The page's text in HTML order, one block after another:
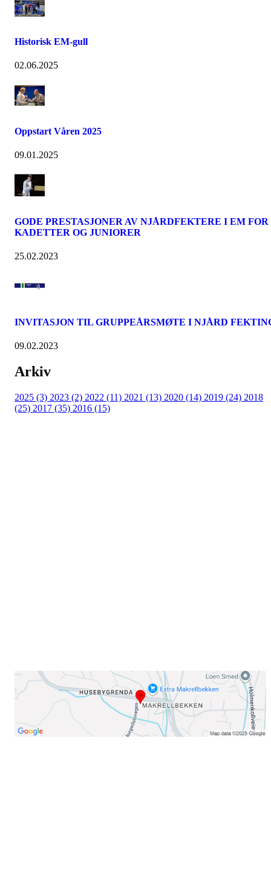
Historisk EM-gull
02.06.2025
Oppstart Våren 2025
09.01.2025
GODE PRESTASJONER AV NJÅRDFEKTERE I EM FOR
KADETTER OG JUNIORER
25.02.2023
INVITASJON TIL GRUPPEÅRSMØTE I NJÅRD
09.02.2023
Arkiv
2025 (3) 2023 (2) 2022 (11) 2021 (13) 2020 (14) 2019 (24) 2018
(25) 2017 (35) 2016 (15)